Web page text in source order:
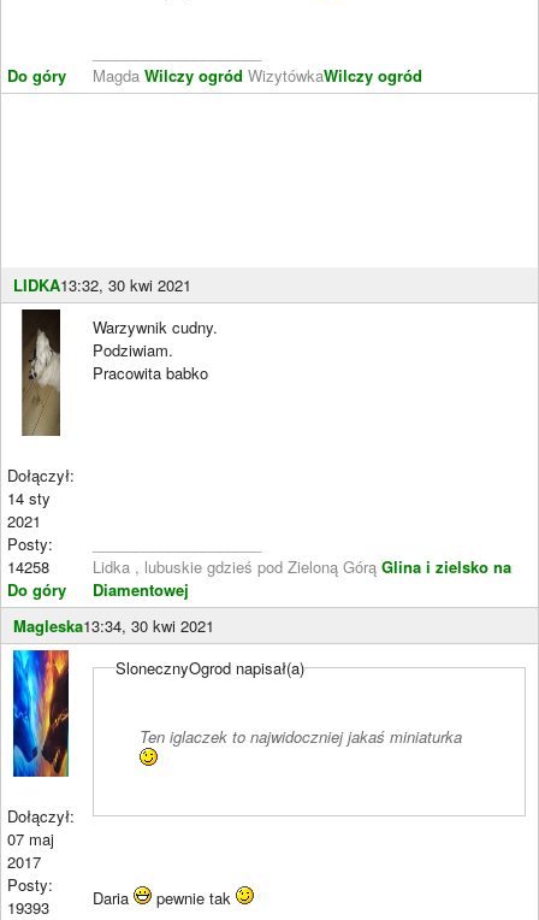
Do góry
Magda Wilczy ogród WizytówkaWilczy ogród
LIDKA13:32, 30 kwi 2021
Dołączył:
14 sty
2021
Posty:
14258
Do góry
Warzywnik cudny.
Podziwiam.
Pracowita babko
Lidka , lubuskie gdzieś pod Zieloną Górą Glina i zielsko na
Diamentowej
Magleska13:34, 30 kwi 2021
Dołączył:
07 maj
2017
Posty:
19393
SlonecznyOgrod napisał(a)
Ten iglaczek to najwidoczniej jakaś miniaturka
Daria pewnie tak